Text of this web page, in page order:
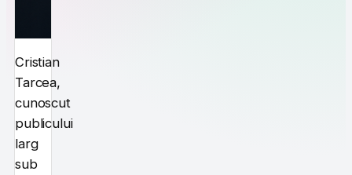
Cristian
Tarcea,
cunoscut
publicului
larg
sub